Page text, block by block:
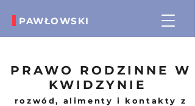
PAWŁOWSKI
PRAWO RODZINNE W
KWIDZYNIE
rozwód, alimenty i kontakty z